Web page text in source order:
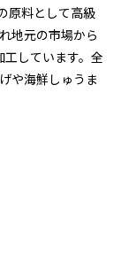
原料として高級
地元の市場から
しています。全
や海鮮しゅうま